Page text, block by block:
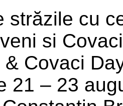
străzile cu
si
& Covaci
21 – 23